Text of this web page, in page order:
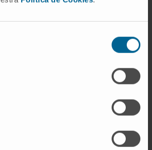
Titular de Bioquímica
da especialidade no Colégio
de Harvard, na Universidade da
Espanhola de